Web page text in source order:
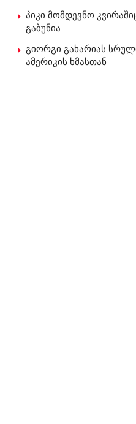
პიკი მომდევნო
გაბუნია
გიორგი გახარიას
ამერიკის ხმასთან